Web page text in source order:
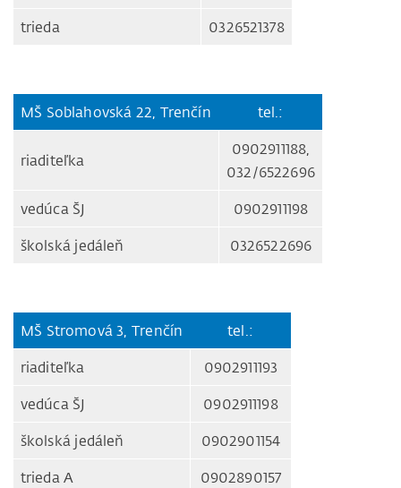
trieda 0326521378
MŠ Soblahovská 22, Trenčín tel.:
riaditeľka
0902911188,
032/6522696
vedúca ŠJ 0902911198
školská jedáleň 0326522696
MŠ Stromová 3, Trenčín tel.:
riaditeľka 0902911193
vedúca ŠJ 0902911198
školská jedáleň 0902901154
trieda A 0902890157